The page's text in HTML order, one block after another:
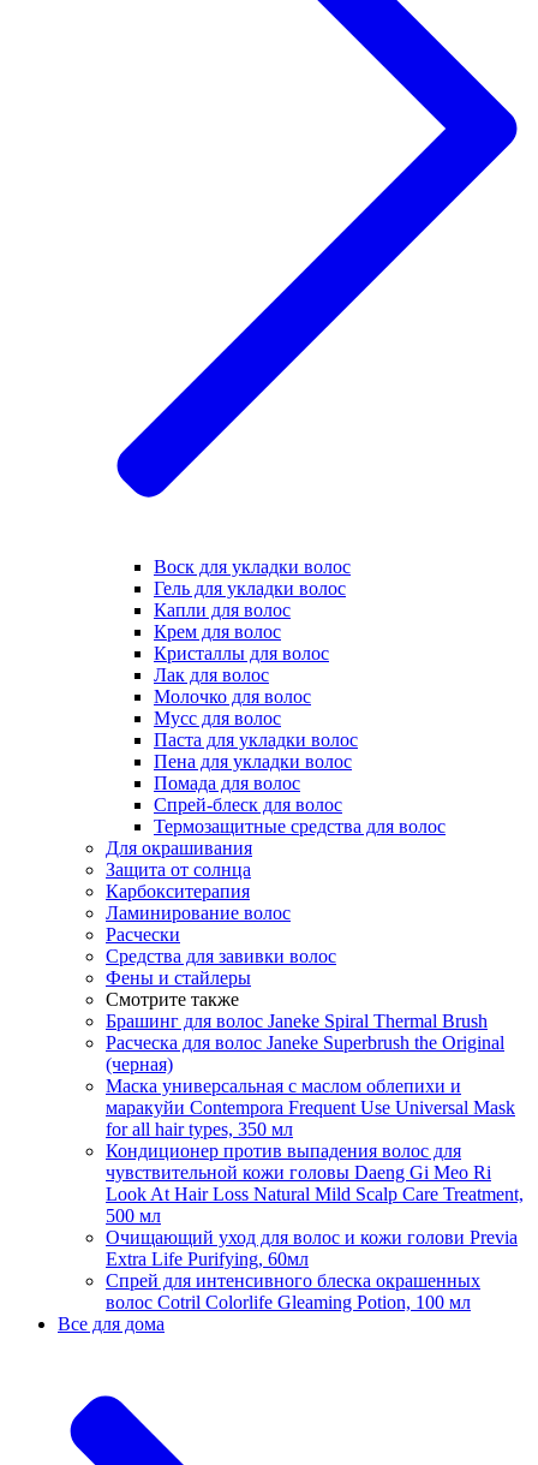
Воск для укладки волос
Гель для укладки волос
Капли для волос
Крем для волос
Кристаллы для волос
Лак для волос
Молочко для волос
Мусс для волос
Паста для укладки волос
Пена для укладки волос
Помада для волос
Спрей-блеск для волос
Термозащитные средства для волос
Для окрашивания
Защита от солнца
Карбокситерапия
Ламинирование волос
Расчески
Средства для завивки волос
Фены и стайлеры
Смотрите также
Брашинг для волос Janeke Spiral Thermal Brush
Расческа для волос Janeke Superbrush the Original
(черная)
Маска универсальная с маслом облепихи и
маракуйи Contempora Frequent Use Universal Mask
for all hair types, 350 мл
Кондиционер против выпадения волос для
чувствительной кожи головы Daeng Gi Meo Ri
Look At Hair Loss Natural Mild Scalp Care Treatment,
500 мл
Очищающий уход для волос и кожи голови Previa
Extra Life Purifying, 60мл
Спрей для интенсивного блеска окрашенных
волос Cotril Colorlife Gleaming Potion, 100 мл
Все для дома